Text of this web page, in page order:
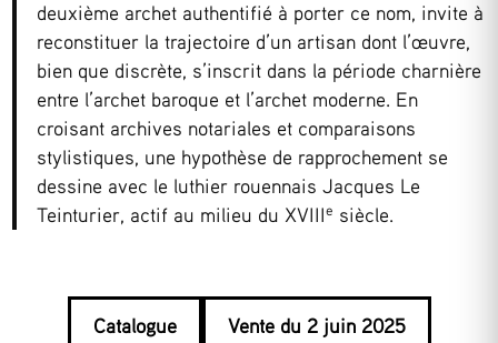
deuxième archet authentifié à porter ce nom, invite à
reconstituer la trajectoire d’un artisan dont l’œuvre,
bien que discrète, s’inscrit dans la période charnière
entre l’archet baroque et l’archet moderne. En
croisant archives notariales et comparaisons
stylistiques, une hypothèse de rapprochement se
dessine avec le luthier rouennais Jacques Le
Teinturier, actif au milieu du XVIIIe siècle.
Catalogue Vente du 2 juin 2025